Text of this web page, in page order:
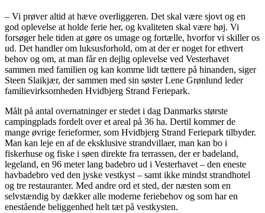
– Vi prøver altid at hæve overliggeren. Det skal være sjovt og en
god oplevelse at holde ferie her, og kvaliteten skal være høj. Vi
forsøger hele tiden at gøre os umage og fortælle, hvorfor vi skiller os
ud. Det handler om luksusforhold, om at der er noget for ethvert
behov og om, at man får en dejlig oplevelse ved Vesterhavet
sammen med familien og kan komme lidt tættere på hinanden, siger
Steen Slaikjær, der sammen med sin søster Lene Grønlund leder
familievirksomheden Hvidbjerg Strand Feriepark.
Målt på antal overnatninger er stedet i dag Danmarks største
campingplads fordelt over et areal på 36 ha. Dertil kommer de
mange øvrige ferieformer, som Hvidbjerg Strand Feriepark tilbyder.
Man kan leje en af de eksklusive strandvillaer, man kan bo i
fiskerhuse og fiske i søen direkte fra terrassen, der er badeland,
legeland, en 96 meter lang badebro ud i Vesterhavet – den eneste
havbadebro ved den jyske vestkyst – samt ikke mindst strandhotel
og tre restauranter. Med andre ord et sted, der næsten som en
selvstændig by dækker alle moderne feriebehov og som har en
enestående beliggenhed helt tæt på vestkysten.